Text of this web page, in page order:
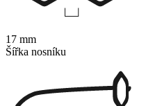
17 mm
Šířka nosníku